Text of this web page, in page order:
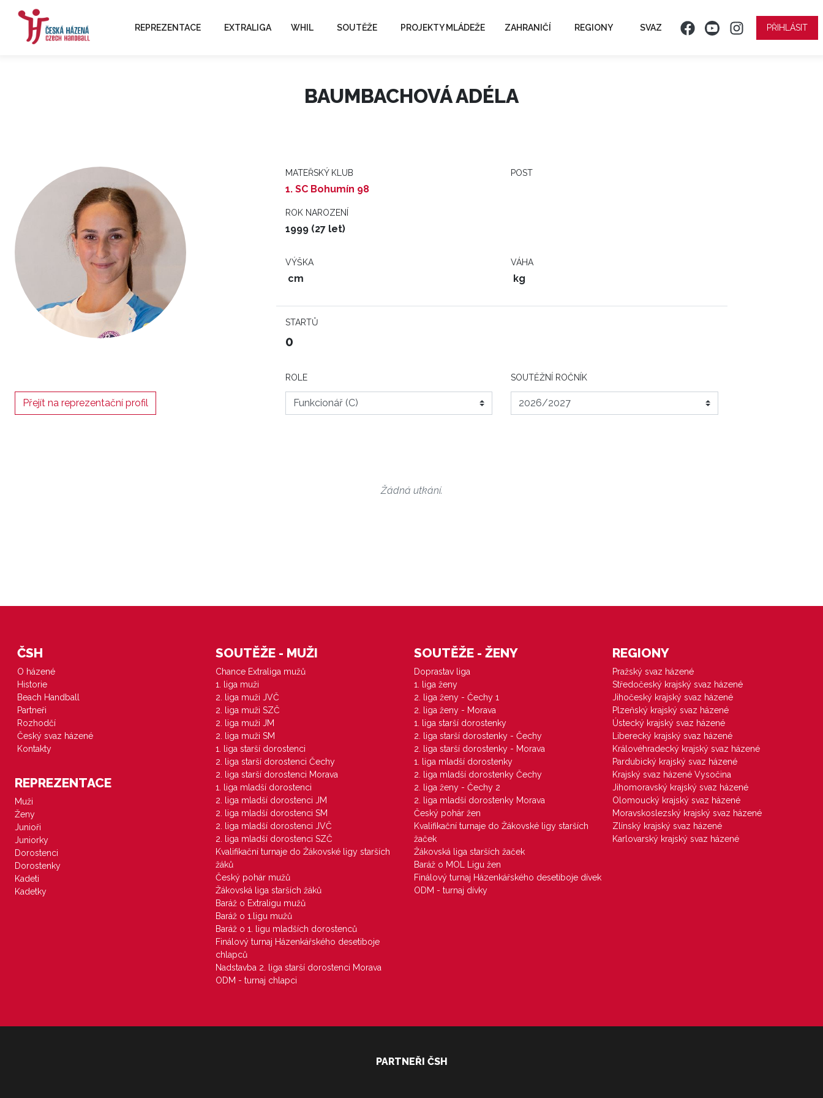
REPREZENTACE EXTRALIGA WHIL SOUTĚŽE PROJEKTY MLÁDEŽE ZAHRANIČÍ REGIONY SVAZ PŘIHLÁSIT
BAUMBACHOVÁ ADÉLA
MATEŘSKÝ KLUB
1. SC Bohumín 98
POST
ROK NAROZENÍ
1999 (27 let)
VÝŠKA
cm
VÁHA
kg
STARTŮ
0
Přejít na reprezentační profil
ROLE SOUTĚŽNÍ ROČNÍK
Žádná utkání.
ČSH
O házené
Historie
Beach Handball
Partneři
Rozhodčí
Český svaz házené
Kontakty
REPREZENTACE
Muži
Ženy
Junioři
Juniorky
Dorostenci
Dorostenky
Kadeti
Kadetky
SOUTĚŽE - MUŽI
Chance Extraliga mužů
1. liga muži
2. liga muži JVČ
2. liga muži SZČ
2. liga muži JM
2. liga muži SM
1. liga starší dorostenci
2. liga starší dorostenci Čechy
2. liga starší dorostenci Morava
1. liga mladší dorostenci
2. liga mladší dorostenci JM
2. liga mladší dorostenci SM
2. liga mladší dorostenci JVČ
2. liga mladší dorostenci SZČ
Kvalifikační turnaje do Žákovské ligy starších
žáků
Český pohár mužů
Žákovská liga starších žáků
Baráž o Extraligu mužů
Baráž o 1.ligu mužů
Baráž o 1. ligu mladších dorostenců
Finálový turnaj Házenkářského desetiboje
chlapců
Nadstavba 2. liga starší dorostenci Morava
ODM - turnaj chlapci
SOUTĚŽE - ŽENY
Doprastav liga
1. liga ženy
2. liga ženy - Čechy 1
2. liga ženy - Morava
1. liga starší dorostenky
2. liga starší dorostenky - Čechy
2. liga starší dorostenky - Morava
1. liga mladší dorostenky
2. liga mladší dorostenky Čechy
2. liga ženy - Čechy 2
2. liga mladší dorostenky Morava
Český pohár žen
Kvalifikační turnaje do Žákovské ligy starších
žaček
Žákovská liga starších žaček
Baráž o MOL Ligu žen
Finálový turnaj Házenkářského desetiboje dívek
ODM - turnaj dívky
REGIONY
Pražský svaz házené
Středočeský krajský svaz házené
Jihočeský krajský svaz házené
Plzeňský krajský svaz házené
Ústecký krajský svaz házené
Liberecký krajský svaz házené
Královéhradecký krajský svaz házené
Pardubický krajský svaz házené
Krajský svaz házené Vysočina
Jihomoravský krajský svaz házené
Olomoucký krajský svaz házené
Moravskoslezský krajský svaz házené
Zlínský krajský svaz házené
Karlovarský krajský svaz házené
PARTNEŘI ČSH